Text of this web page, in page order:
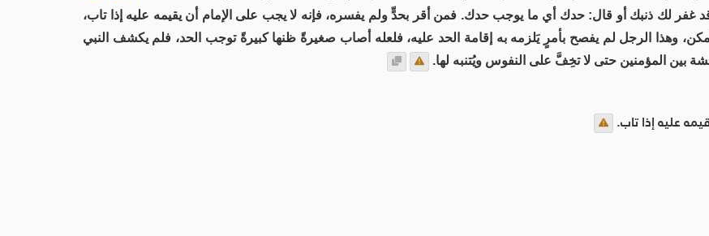
غفر لك ذنبك أو قال: حدك أي ما يوجب حدك. فمن أقر بحدٍّ ولم يفسره، فإنه لا يجب على الإمام أن يقيمه عليه إذا تاب،
وهذا الرجل لم يفصح بأمرٍ يَلزمه به إقامة الحد عليه، فلعله أصاب صغيرةً ظنها كبيرةً توجب الحد، فلم يكشف النبي
بين المؤمنين حتى لا تخِفَّ على النفوس ويُتنبه لها.
عليه إذا تاب.